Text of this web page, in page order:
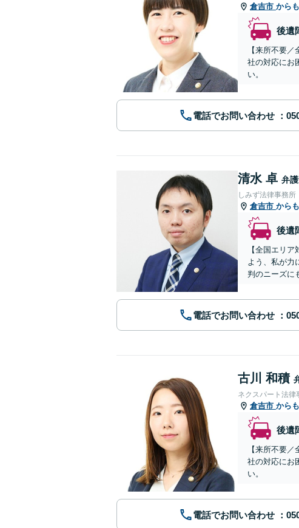
倉吉市 から
後遺
【来所不要
社の対応にお
い。
電話でお問い合わせ
清水 卓 弁
しみず法律事務所
倉吉市 から
後遺
【全国エリ
よう、私が力
判のニーズに
電話でお問い合わせ
古川 和積
ネクスパート法律
倉吉市 から
後遺
【来所不要
社の対応にお
い。
電話でお問い合わせ